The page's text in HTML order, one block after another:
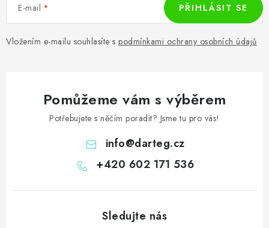
E-mail
Vložením e-mailu souhlasíte s podmínkami ochrany osobních údajů
PŘIHLÁSIT SE
Pomůžeme vám s výběrem
Potřebujete s něčím poradit? Jsme tu pro vás!
info@darteg.cz
+420 602 171 536